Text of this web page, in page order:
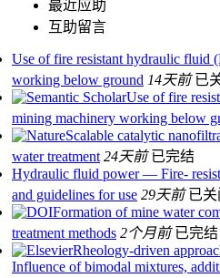
最近应助
互助留言
Use of fire resistant hydraulic fluid
working below ground 14天前 已
Use of fire
mining machinery working below
Scalable catalytic
water treatment 24天前 已完结
Hydraulic fluid power — Fire-
and guidelines for use 29天前 已关
Formation of mine water
treatment methods 2个月前 已完结
Rheology-driven
Influence of bimodal mixtures,